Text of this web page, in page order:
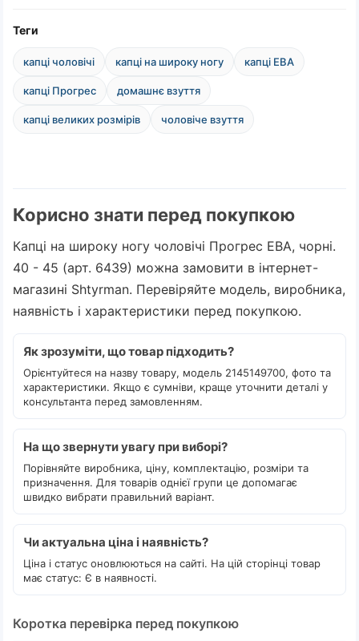
Теги
капці чоловічі капці на широку ногу капці ЕВА
капці Прогрес домашнє взуття
капці великих розмірів чоловіче взуття
Корисно знати перед покупкою
Капці на широку ногу чоловічі Прогрес ЕВА, чорні.
40 - 45 (арт. 6439) можна замовити в інтернет-
магазині Shtyrman. Перевіряйте модель, виробника,
наявність і характеристики перед покупкою.
Як зрозуміти, що товар підходить?
Орієнтуйтеся на назву товару, модель 2145149700, фото та
характеристики. Якщо є сумніви, краще уточнити деталі у
консультанта перед замовленням.
На що звернути увагу при виборі?
Порівняйте виробника, ціну, комплектацію, розміри та
призначення. Для товарів однієї групи це допомагає
швидко вибрати правильний варіант.
Чи актуальна ціна і наявність?
Ціна і статус оновлюються на сайті. На цій сторінці товар
має статус: Є в наявності.
Коротка перевірка перед покупкою